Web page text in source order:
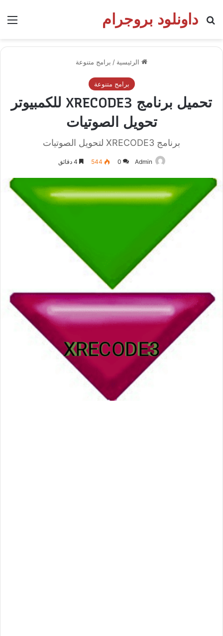
داونلود بروجرام
بحث عن
الرئيسية / برامج متنوعة
برامج متنوعة
تحميل برنامج XRECODE3 للكمبيوتر
تحويل الصوتيات
برنامج XRECODE3 لتحويل الصوتيات
Admin
0
544